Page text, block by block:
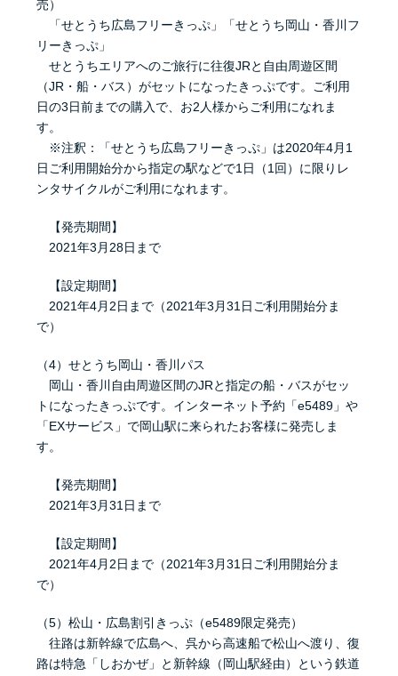
売）
「せとうち広島フリーきっぷ」「せとうち岡山・香川フ
リーきっぷ」
せとうちエリアへのご旅行に往復JRと自由周遊区間
（JR・船・バス）がセットになったきっぷです。ご利用
日の3日前までの購入で、お2人様からご利用になれま
す。
※注釈：「せとうち広島フリーきっぷ」は2020年4月1
日ご利用開始分から指定の駅などで1日（1回）に限りレ
ンタサイクルがご利用になれます。
【発売期間】
2021年3月28日まで
【設定期間】
2021年4月2日まで（2021年3月31日ご利用開始分ま
で）
（4）せとうち岡山・香川パス
岡山・香川自由周遊区間のJRと指定の船・バスがセッ
トになったきっぷです。インターネット予約「e5489」や
「EXサービス」で岡山駅に来られたお客様に発売しま
す。
【発売期間】
2021年3月31日まで
【設定期間】
2021年4月2日まで（2021年3月31日ご利用開始分ま
で）
（5）松山・広島割引きっぷ（e5489限定発売）
往路は新幹線で広島へ、呉から高速船で松山へ渡り、復
路は特急「しおかぜ」と新幹線（岡山駅経由）という鉄道